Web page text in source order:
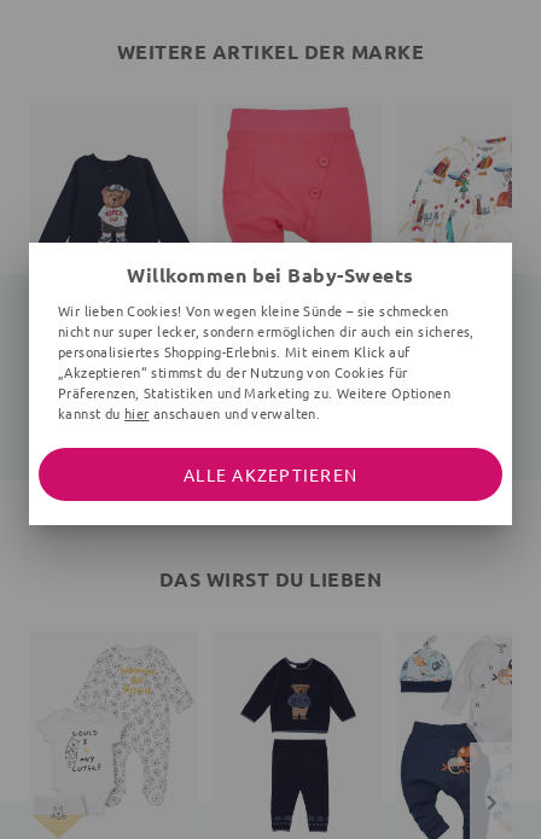
WEITERE ARTIKEL DER MARKE
Langarmshirt Teddybär
navy
25,99 €
Hose
rot
22,99 €
Wickelbody Wald
0-6 Monate, weiß
DAS WIRST DU LIEBEN
Willkommen bei Baby-Sweets
Wir lieben Cookies! Von wegen kleine Sünde – sie schmecken
nicht nur super lecker, sondern ermöglichen dir auch ein sicheres,
personalisiertes Shopping-Erlebnis. Mit einem Klick auf
„Akzeptieren“ stimmst du der Nutzung von Cookies für
Präferenzen, Statistiken und Marketing zu. Weitere Optionen
kannst du hier anschauen und verwalten.
ALLE AKZEPTIEREN